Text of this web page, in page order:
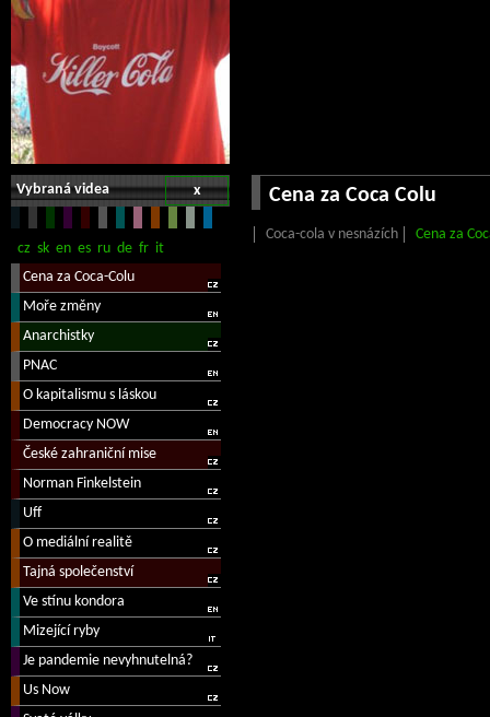
x
Vybraná videa Cena za Coca Colu
Coca-cola v nesnázích Cena za